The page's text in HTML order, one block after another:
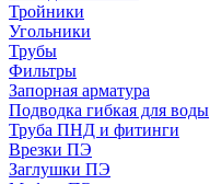
Тройники
Угольники
Трубы
Фильтры
Запорная арматура
Подводка гибкая для воды
Труба ПНД и фитинги
Врезки ПЭ
Заглушки ПЭ